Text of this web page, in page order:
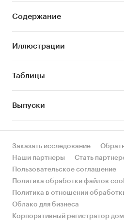
Описание состояния
Оценка объема и
STEP-анализ
Описание основных
Оценка текущих
развития рынка
Оценка факторов
привлекательности
питания
Составление прогноза
Содержание
Иллюстрации
Таблицы
Выпуски
Заказать исследование
Наши партнеры
Стать
Пользовательское соглашение
Политика обработки файлов
Политика в отношении
Облако для бизнеса
Корпоративный регистратор